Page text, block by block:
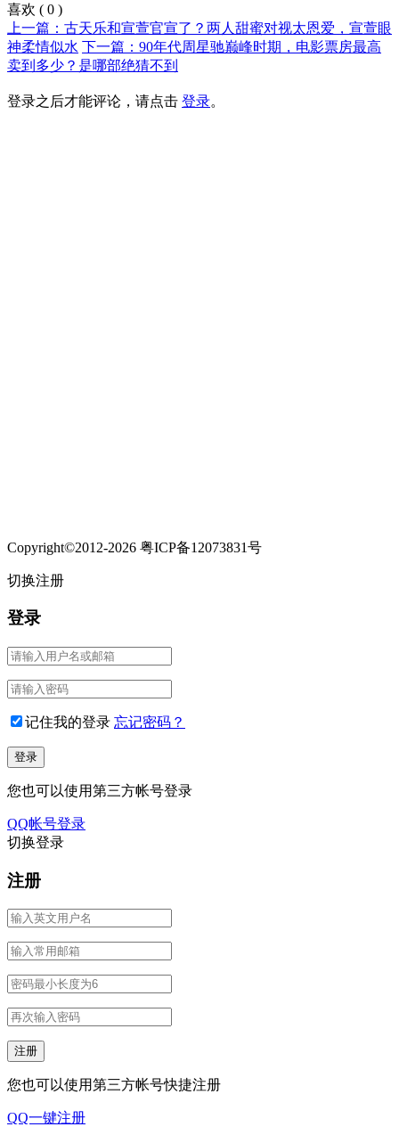
喜欢 ( 0 )
上一篇：古天乐和宣萱官宣了？两人甜蜜对视太恩爱，宣萱眼
神柔情似水 下一篇：90年代周星驰巅峰时期，电影票房最高
卖到多少？是哪部绝猜不到
登录之后才能评论，请点击 登录。
Copyright©2012-2026 粤ICP备12073831号
切换注册
登录
记住我的登录 忘记密码？
您也可以使用第三方帐号登录
QQ帐号登录
切换登录
注册
您也可以使用第三方帐号快捷注册
QQ一键注册